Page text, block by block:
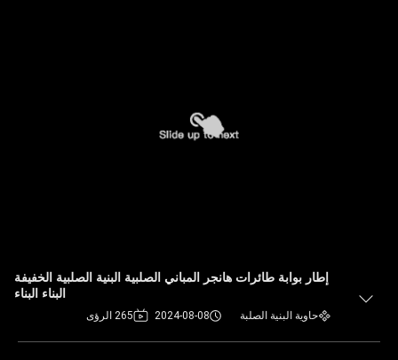
إطار بوابة طائرات هانجر المباني الصلبية البنية الصلبية الخفيفة
البناء البناء
حاوية البنية الصلبة 2024-08-08 265 الرؤى